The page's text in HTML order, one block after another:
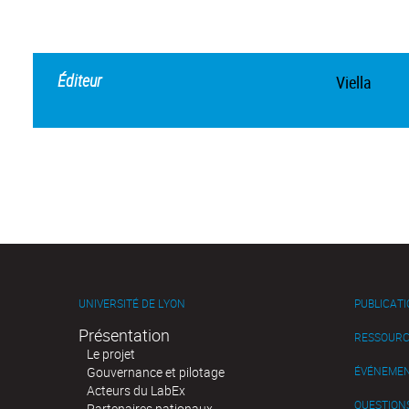
Éditeur Viella
UNIVERSITÉ DE LYON
Présentation
Le projet
Gouvernance et pilotage
Acteurs du LabEx